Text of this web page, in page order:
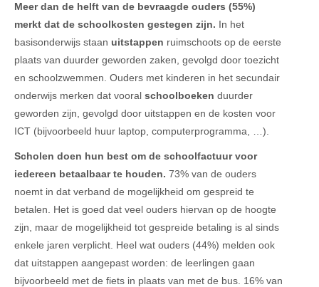
Meer dan de helft van de bevraagde ouders (55%)
merkt dat de schoolkosten gestegen zijn. In het
basisonderwijs staan uitstappen ruimschoots op de eerste
plaats van duurder geworden zaken, gevolgd door toezicht
en schoolzwemmen. Ouders met kinderen in het secundair
onderwijs merken dat vooral schoolboeken duurder
geworden zijn, gevolgd door uitstappen en de kosten voor
ICT (bijvoorbeeld huur laptop, computerprogramma, …).
Scholen doen hun best om de schoolfactuur voor
iedereen betaalbaar te houden. 73% van de ouders
noemt in dat verband de mogelijkheid om gespreid te
betalen. Het is goed dat veel ouders hiervan op de hoogte
zijn, maar de mogelijkheid tot gespreide betaling is al sinds
enkele jaren verplicht. Heel wat ouders (44%) melden ook
dat uitstappen aangepast worden: de leerlingen gaan
bijvoorbeeld met de fiets in plaats van met de bus. 16% van